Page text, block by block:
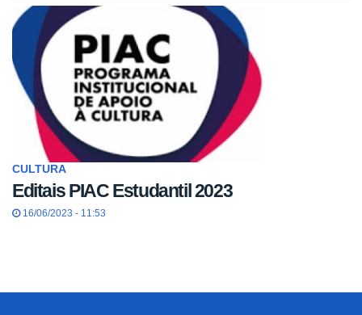
CULTURA
Editais PIAC Estudantil 2023
16/06/2023 - 11:53